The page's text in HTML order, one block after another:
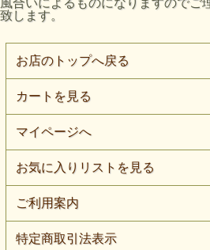
風合いによるものになりますのでご
致します。
お店のトップへ戻る
カートを見る
マイページへ
お気に入りリストを見る
ご利用案内
特定商取引法表示